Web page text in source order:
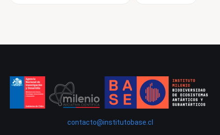
contacto@institutobase.cl